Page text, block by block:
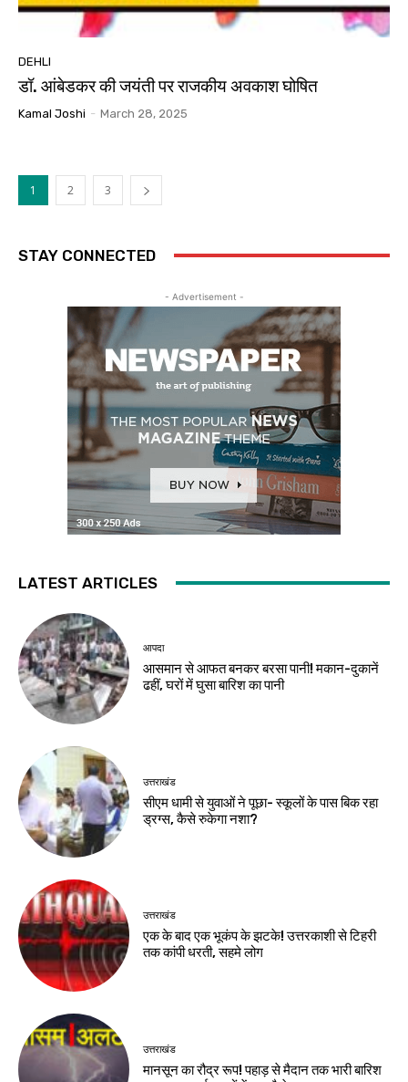
DEHLI
डॉ. आंबेडकर की जयंती पर राजकीय अवकाश घोषित
Kamal Joshi - March 28, 2025
1 2 3
STAY CONNECTED
- Advertisement -
LATEST ARTICLES
आपदा
आसमान से आफत बनकर बरसा पानी! मकान-दुकानें
ढहीं, घरों में घुसा बारिश का पानी
उत्तराखंड
सीएम धामी से युवाओं ने पूछा- स्कूलों के पास बिक रहा
ड्रग्स, कैसे रुकेगा नशा?
उत्तराखंड
एक के बाद एक भूकंप के झटके! उत्तरकाशी से टिहरी
तक कांपी धरती, सहमे लोग
उत्तराखंड
मानसून का रौद्र रूप! पहाड़ से मैदान तक भारी बारिश